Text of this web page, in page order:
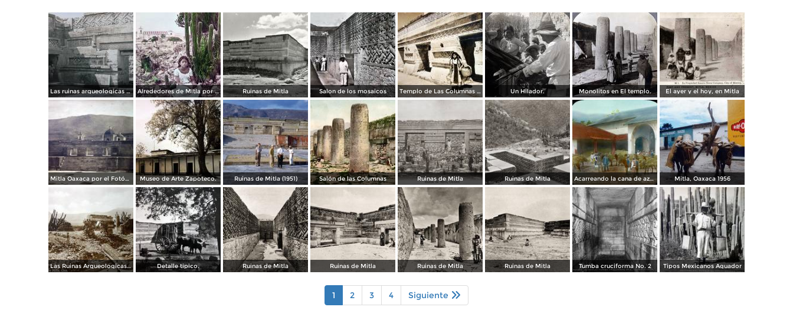
Las ruinas arqueologicas Por el fotografo Hugo Brehme. Alrededores de Mitla por el fotografo Charles Bolbruge. Ruinas de Mitla Salon de los mosaicos Templo de Las Columnas Mitla, Oaxaca. Un Hilador. Monolitos en El templo. El ayer y el hoy, en Mitla
Mitla Oaxaca por el Fotógrafo Hugo Brehme. Museo de Arte Zapoteco. Ruinas de Mitla (1951) Salón de las Columnas Ruinas de Mitla Ruinas de Mitla Acarreando la cana de azucar a la molienda por el Fotógrafo Charles B. Waite 1904. Mitla, Oaxaca 1956
Las Ruinas Arqueologicas de Mitla por Hugo Brehme. Detalle tipico. Ruinas de Mitla Ruinas de Mitla Ruinas de Mitla Ruinas de Mitla Tumba cruciforma No. 2 Tipos Mexicanos Aguador
1 2 3 4 Siguiente